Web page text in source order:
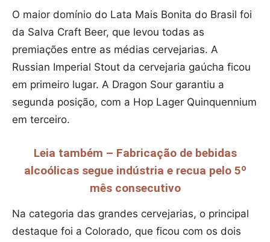
O maior domínio do Lata Mais Bonita do Brasil foi
da Salva Craft Beer, que levou todas as
premiações entre as médias cervejarias. A
Russian Imperial Stout da cervejaria gaúcha ficou
em primeiro lugar. A Dragon Sour garantiu a
segunda posição, com a Hop Lager Quinquennium
em terceiro.
Leia também – Fabricação de bebidas
alcoólicas segue indústria e recua pelo 5º
mês consecutivo
Na categoria das grandes cervejarias, o principal
destaque foi a Colorado, que ficou com os dois